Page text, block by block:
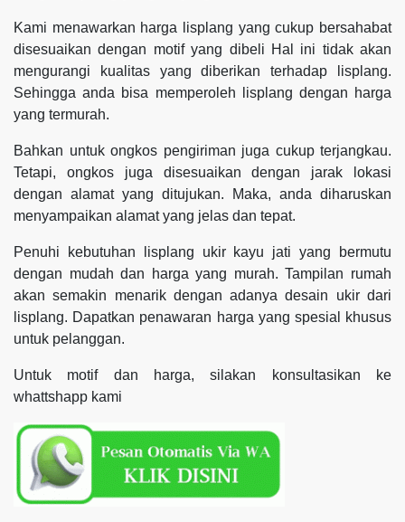
Kami menawarkan harga lisplang yang cukup bersahabat
disesuaikan dengan motif yang dibeli Hal ini tidak akan
mengurangi kualitas yang diberikan terhadap lisplang.
Sehingga anda bisa memperoleh lisplang dengan harga
yang termurah.
Bahkan untuk ongkos pengiriman juga cukup terjangkau.
Tetapi, ongkos juga disesuaikan dengan jarak lokasi
dengan alamat yang ditujukan. Maka, anda diharuskan
menyampaikan alamat yang jelas dan tepat.
Penuhi kebutuhan lisplang ukir kayu jati yang bermutu
dengan mudah dan harga yang murah. Tampilan rumah
akan semakin menarik dengan adanya desain ukir dari
lisplang. Dapatkan penawaran harga yang spesial khusus
untuk pelanggan.
Untuk motif dan harga, silakan konsultasikan ke
whattshapp kami